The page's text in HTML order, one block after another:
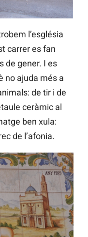
l’església
carrer es fan
de gener. I es
no ajuda més a
de tir i de
ceràmic al
ben xula:
de l’afonia.